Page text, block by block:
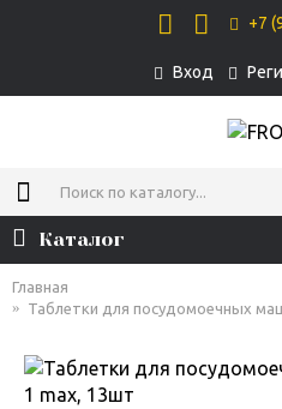
+7
Вход
Каталог
Главная
Таблетки для посудомоечных